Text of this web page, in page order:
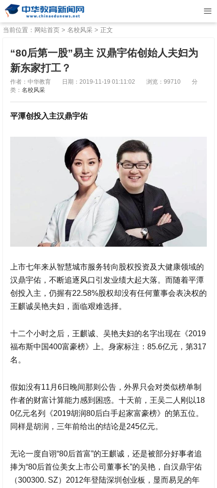
当前位置： 网站首页 > 名校风采 > 正文
“80后第一股”易主 汉鼎宇佑创始人夫妇为
新东家打工？
作者：中华教育 日期：2019-11-19 01:11:02 浏览：99710
分
类： 名校风采
平潭创投入主汉鼎宇佑
上市七年来从智慧城市服务转向股权投资及大健康领域的
汉鼎宇佑 ，不断追逐风口引发业绩大起大落。而随着平潭
创投入主，仍握有22.58%股权却没有任何董事会表决权的
王麒诚吴艳夫妇，面临艰难选择。
十二个小时之后，王麒诚、吴艳夫妇的名字出现在《2019
福布斯中国400富豪榜》上。身家标注：85.6亿元，第317
名。
假如没有11月6日晚间那则公告，外界只会对类似榜单制
作者的财富计算能力感到困惑。十天前，王吴二人刚以18
0亿元名列《2019胡润80后白手起家富豪榜》的第五位。
同样是胡润，三年前给出的结论是245亿元。
无论一度自诩“80后首富”的王麒诚，还是被部分好事者追
捧为“80后首位美女上市公司董事长”的吴艳，自汉鼎宇佑
（300300. SZ）2012年登陆深圳创业板，显而易见的年